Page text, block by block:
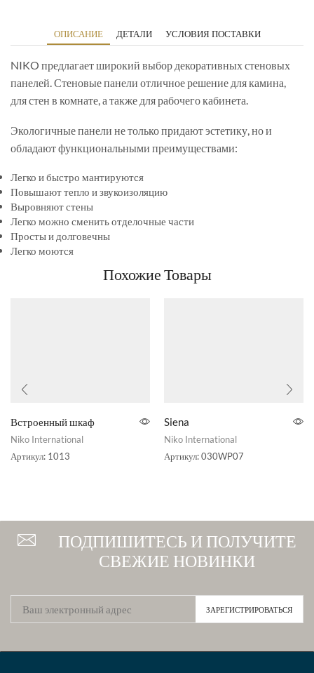
ОПИСАНИЕ ДЕТАЛИ УСЛОВИЯ ПОСТАВКИ
NIKO предлагает широкий выбор декоративных стеновых
панелей. Стеновые панели отличное решение для камина,
для стен в комнате, а также для рабочего кабинета.
Экологичные панели не только придают эстетику, но и
обладают функциональными преимуществами:
Легко и быстро мантируются
Повышают тепло и звукоизоляцию
Выровняют стены
Легко можно сменить отделочные части
Просты и долговечны
Легко моются
Похожие Товары
Встроенный шкаф
Niko International
Артикул: 1013
Siena
Niko International
Артикул:030WP07
ПОДПИШИТЕСЬ И ПОЛУЧИТЕ
СВЕЖИЕ НОВИНКИ